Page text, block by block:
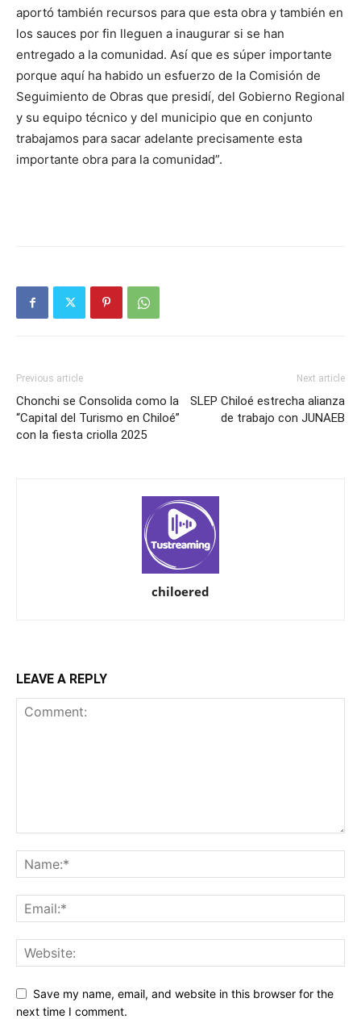
aportó también recursos para que esta obra y también en
los sauces por fin lleguen a inaugurar si se han
entregado a la comunidad. Así que es súper importante
porque aquí ha habido un esfuerzo de la Comisión de
Seguimiento de Obras que presidí, del Gobierno Regional
y su equipo técnico y del municipio que en conjunto
trabajamos para sacar adelante precisamente esta
importante obra para la comunidad”.
Previous article
Chonchi se Consolida como la
“Capital del Turismo en Chiloé”
con la fiesta criolla 2025
Next article
SLEP Chiloé estrecha alianza
de trabajo con JUNAEB
chiloered
LEAVE A REPLY
Save my name, email, and website in this browser for the
next time I comment.